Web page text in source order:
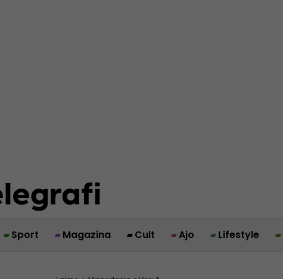
Sport Magazina Cult Ajo Lifestyle